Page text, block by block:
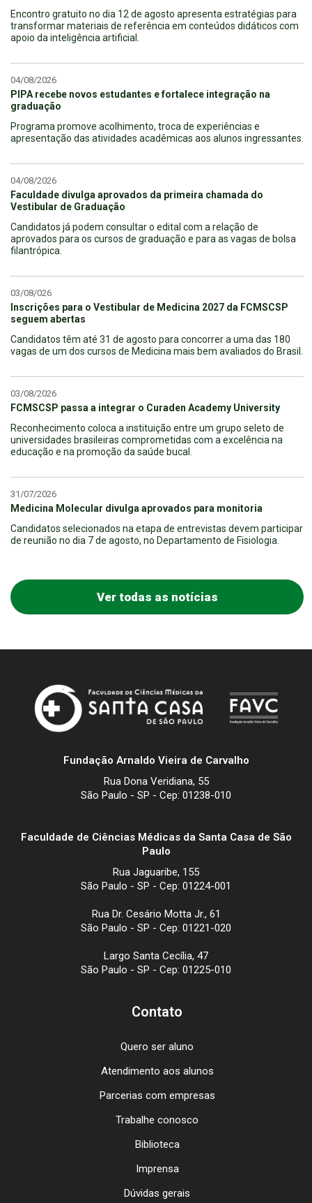
Encontro gratuito no dia 12 de agosto apresenta estratégias para
transformar materiais de referência em conteúdos didáticos com
apoio da inteligência artificial.
04/08/2026
PIPA recebe novos estudantes e fortalece integração na
graduação
Programa promove acolhimento, troca de experiências e
apresentação das atividades acadêmicas aos alunos ingressantes.
04/08/2026
Faculdade divulga aprovados da primeira chamada do
Vestibular de Graduação
Candidatos já podem consultar o edital com a relação de
aprovados para os cursos de graduação e para as vagas de bolsa
filantrópica.
03/08/026
Inscrições para o Vestibular de Medicina 2027 da FCMSCSP
seguem abertas
Candidatos têm até 31 de agosto para concorrer a uma das 180
vagas de um dos cursos de Medicina mais bem avaliados do Brasil.
03/08/2026
FCMSCSP passa a integrar o Curaden Academy University
Reconhecimento coloca a instituição entre um grupo seleto de
universidades brasileiras comprometidas com a excelência na
educação e na promoção da saúde bucal.
31/07/2026
Medicina Molecular divulga aprovados para monitoria
Candidatos selecionados na etapa de entrevistas devem participar
de reunião no dia 7 de agosto, no Departamento de Fisiologia.
Ver todas as notícias
Fundação Arnaldo Vieira de Carvalho
Rua Dona Veridiana, 55
São Paulo - SP - Cep: 01238-010
Faculdade de Ciências Médicas da Santa Casa de São
Paulo
Rua Jaguaribe, 155
São Paulo - SP - Cep: 01224-001
Rua Dr. Cesário Motta Jr., 61
São Paulo - SP - Cep: 01221-020
Largo Santa Cecília, 47
São Paulo - SP - Cep: 01225-010
Contato
Quero ser aluno
Atendimento aos alunos
Parcerias com empresas
Trabalhe conosco
Biblioteca
Imprensa
Dúvidas gerais